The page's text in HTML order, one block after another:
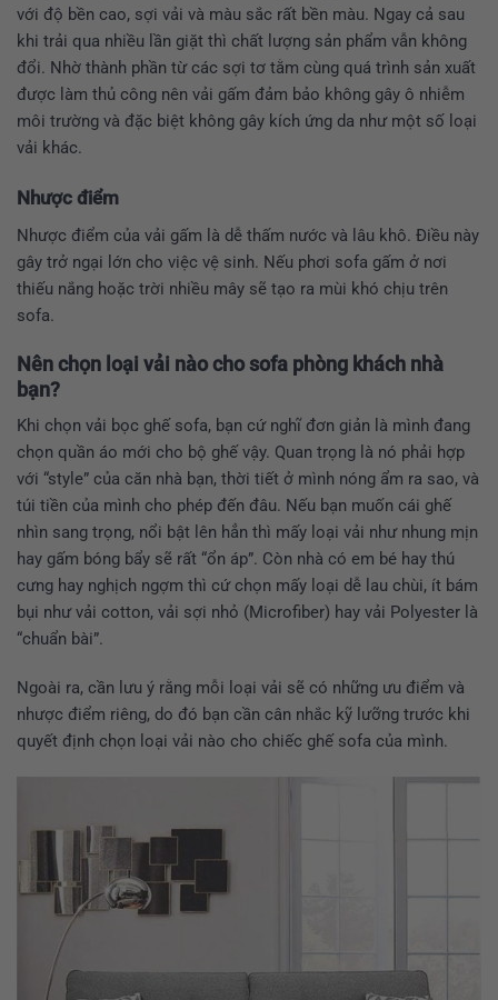
với độ bền cao, sợi vải và màu sắc rất bền màu. Ngay cả sau
khi trải qua nhiều lần giặt thì chất lượng sản phẩm vẫn không
đổi. Nhờ thành phần từ các sợi tơ tằm cùng quá trình sản xuất
được làm thủ công nên vải gấm đảm bảo không gây ô nhiễm
môi trường và đặc biệt không gây kích ứng da như một số loại
vải khác.
Nhược điểm
Nhược điểm của vải gấm là dễ thấm nước và lâu khô. Điều này
gây trở ngại lớn cho việc vệ sinh. Nếu phơi sofa gấm ở nơi
thiếu nắng hoặc trời nhiều mây sẽ tạo ra mùi khó chịu trên
sofa.
Nên chọn loại vải nào cho sofa phòng khách nhà
bạn?
Khi chọn vải bọc ghế sofa, bạn cứ nghĩ đơn giản là mình đang
chọn quần áo mới cho bộ ghế vậy. Quan trọng là nó phải hợp
với “style” của căn nhà bạn, thời tiết ở mình nóng ẩm ra sao, và
túi tiền của mình cho phép đến đâu. Nếu bạn muốn cái ghế
nhìn sang trọng, nổi bật lên hẳn thì mấy loại vải như nhung mịn
hay gấm bóng bẩy sẽ rất “ổn áp”. Còn nhà có em bé hay thú
cưng hay nghịch ngợm thì cứ chọn mấy loại dễ lau chùi, ít bám
bụi như vải cotton, vải sợi nhỏ (Microfiber) hay vải Polyester là
“chuẩn bài”.
Ngoài ra, cần lưu ý rằng mỗi loại vải sẽ có những ưu điểm và
nhược điểm riêng, do đó bạn cần cân nhắc kỹ lưỡng trước khi
quyết định chọn loại vải nào cho chiếc ghế sofa của mình.